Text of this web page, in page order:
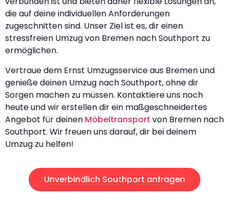
die auf deine individuellen Anforderungen
zugeschnitten sind. Unser Ziel ist es, dir einen
stressfreien Umzug von Bremen nach Southport zu
ermöglichen.
Vertraue dem Ernst Umzugsservice aus Bremen und
genieße deinen Umzug nach Southport, ohne dir
Sorgen machen zu müssen. Kontaktiere uns noch
heute und wir erstellen dir ein maßgeschneidertes
Angebot für deinen Möbeltransport von Bremen nach
Southport. Wir freuen uns darauf, dir bei deinem
Umzug zu helfen!
Unverbindlich Southport anfragen